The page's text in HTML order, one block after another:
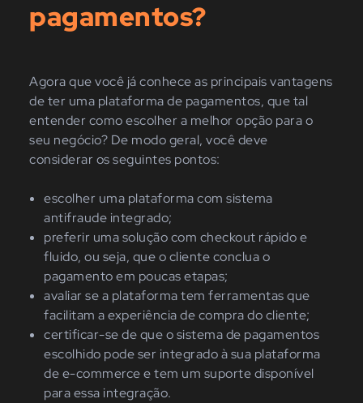
pagamentos?
Agora que você já conhece as principais vantagens
de ter uma plataforma de pagamentos, que tal
entender como escolher a melhor opção para o
seu negócio? De modo geral, você deve
considerar os seguintes pontos:
escolher uma plataforma com sistema
antifraude integrado;
preferir uma solução com checkout rápido e
fluido, ou seja, que o cliente conclua o
pagamento em poucas etapas;
avaliar se a plataforma tem ferramentas que
facilitam a experiência de compra do cliente;
certificar-se de que o sistema de pagamentos
escolhido pode ser integrado à sua plataforma
de e-commerce e tem um suporte disponível
para essa integração.